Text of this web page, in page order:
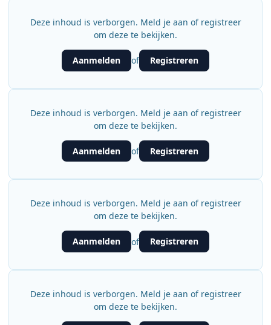
Deze inhoud is verborgen. Meld je aan of registreer
om deze te bekijken.
Aanmelden of Registreren
Deze inhoud is verborgen. Meld je aan of registreer
om deze te bekijken.
Aanmelden of Registreren
Deze inhoud is verborgen. Meld je aan of registreer
om deze te bekijken.
Aanmelden of Registreren
Deze inhoud is verborgen. Meld je aan of registreer
om deze te bekijken.